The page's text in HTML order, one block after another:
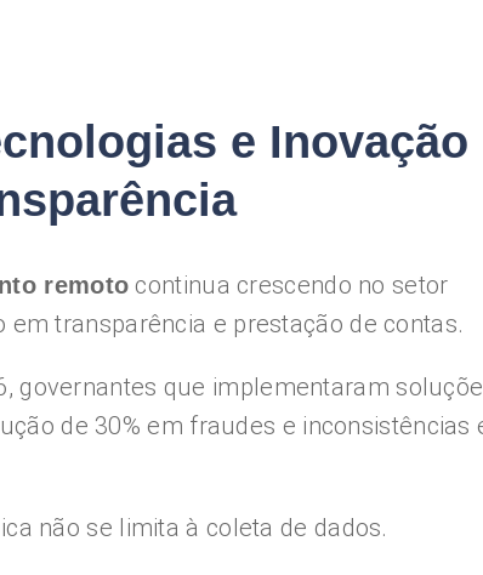
e Inovação
remoto continua crescendo no setor
transparência e prestação de contas.
governantes que implementaram
de 30% em fraudes e inconsistências
não se limita à coleta de dados.